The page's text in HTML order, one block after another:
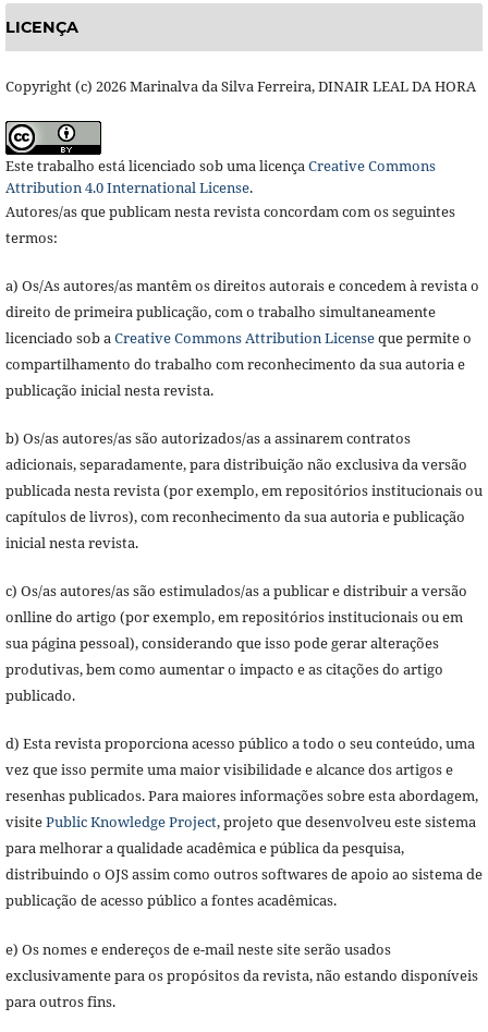
LICENÇA
Copyright (c) 2026 Marinalva da Silva Ferreira, DINAIR LEAL DA HORA
Este trabalho está licenciado sob uma licençaCreative Commons
Attribution 4.0 International License.
Autores/as que publicam nesta revista concordam com os seguintes
termos:
a) Os/As autores/as mantêm os direitos autorais e concedem à revista o
direito de primeira publicação, com o trabalho simultaneamente
licenciado sob aCreative Commons Attribution Licenseque permite o
compartilhamento do trabalho com reconhecimento da sua autoria e
publicação inicial nesta revista.
b) Os/as autores/as são autorizados/as a assinarem contratos
adicionais, separadamente, para distribuição não exclusiva da versão
publicada nesta revista (por exemplo, em repositórios institucionais ou
capítulos de livros), com reconhecimento da sua autoria e publicação
inicial nesta revista.
c) Os/as autores/as são estimulados/as a publicar e distribuir a versão
onlline do artigo (por exemplo, em repositórios institucionais ou em
sua página pessoal), considerando que isso pode gerar alterações
produtivas, bem como aumentar o impacto e as citações do artigo
publicado.
d) Esta revista proporciona acesso público a todo o seu conteúdo, uma
vez que isso permite uma maior visibilidade e alcance dos artigos e
resenhas publicados. Para maiores informações sobre esta abordagem,
visitePublic Knowledge Project, projeto que desenvolveu este sistema
para melhorar a qualidade acadêmica e pública da pesquisa,
distribuindo o OJS assim como outros softwares de apoio ao sistema de
publicação de acesso público a fontes acadêmicas.
e) Os nomes e endereços de e-mail neste site serão usados
exclusivamente para os propósitos da revista, não estando disponíveis
para outros fins.